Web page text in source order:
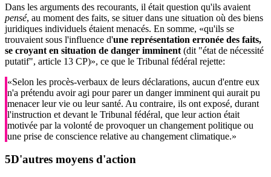
Dans les arguments des recourants, il était question qu'ils avaient
pensé, au moment des faits, se situer dans une situation où des biens
juridiques individuels étaient menacés. En somme, «qu'ils se
trouvaient sous l'influence d'une représentation erronée des faits,
se croyant en situation de danger imminent (dit "état de nécessité
putatif", article 13 CP)», ce que le Tribunal fédéral rejette:
«Selon les procès-verbaux de leurs déclarations, aucun d'entre eux
n'a prétendu avoir agi pour parer un danger imminent qui aurait pu
menacer leur vie ou leur santé. Au contraire, ils ont exposé, durant
l'instruction et devant le Tribunal fédéral, que leur action était
motivée par la volonté de provoquer un changement politique ou
une prise de conscience relative au changement climatique.»
D'autres moyens d'action